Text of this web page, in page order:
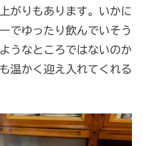
がりもあります。いかに
でゆったり飲んでいそう
うなところではないのか
温かく迎え入れてくれる